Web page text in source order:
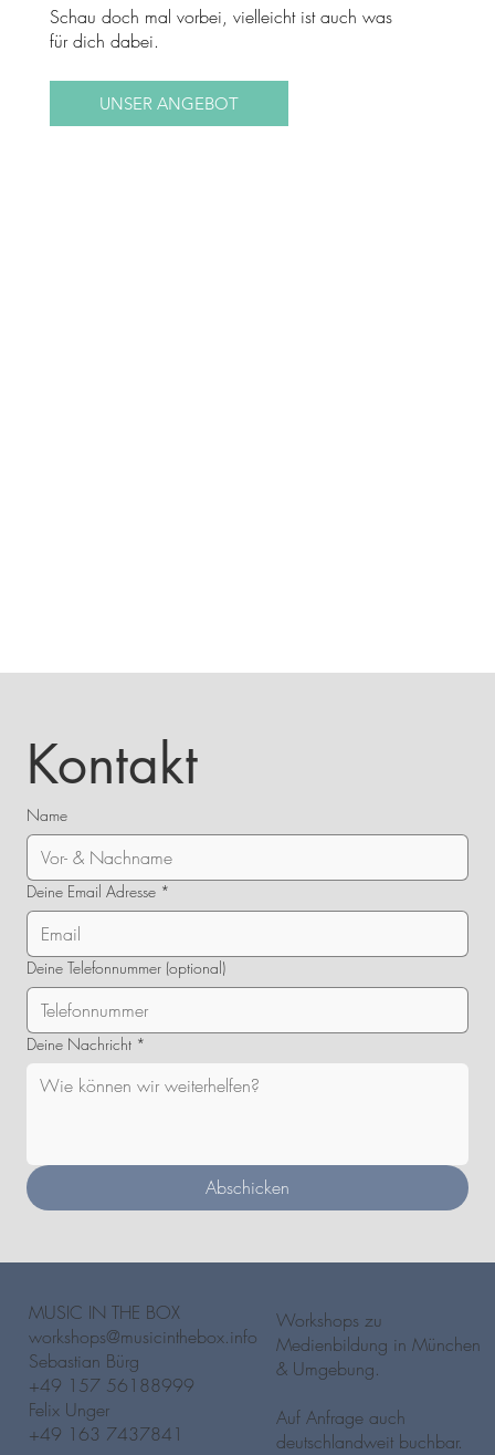
Schau doch mal vorbei, vielleicht ist auch was
für dich dabei.
UNSER ANGEBOT
Kontakt
Name
Deine Email Adresse *
Deine Telefonnummer (optional)
Deine Nachricht *
Abschicken
Workshops zu
Medienbildung in München
& Umgebung.
Auf Anfrage auch
deutschlandweit buchbar.
MUSIC IN THE BOX
workshops@musicinthebox.info
Sebastian Bürg
‭+49 157 56188999‬
Felix Unger
+49 163 7437841